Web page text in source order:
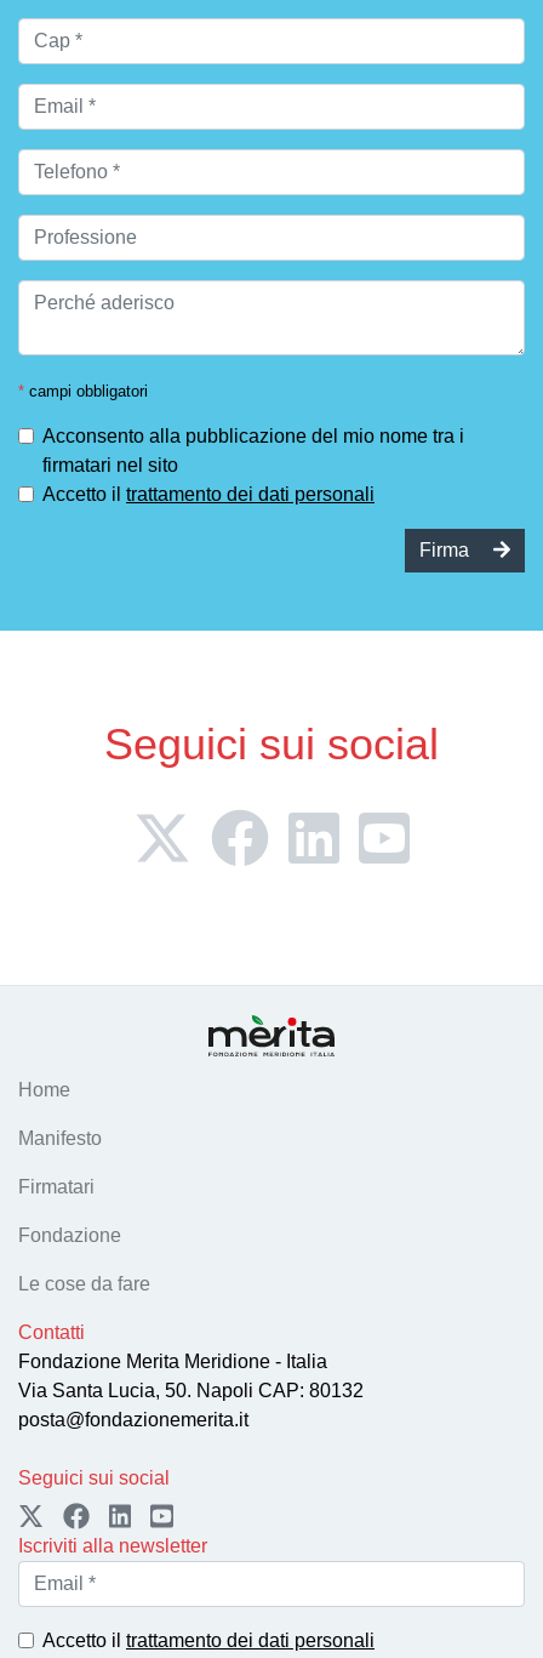
* campi obbligatori
Acconsento alla pubblicazione del mio nome tra i
firmatari nel sito
Accetto il trattamento dei dati personali
Firma
Seguici sui social
Home
Manifesto
Firmatari
Fondazione
Le cose da fare
Contatti
Fondazione Merita Meridione - Italia
Via Santa Lucia, 50. Napoli CAP: 80132
posta@fondazionemerita.it
Seguici sui social
Iscriviti alla newsletter
Accetto il trattamento dei dati personali